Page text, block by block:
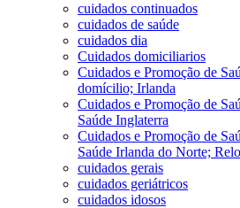
cuidados continuados
cuidados de saúde
cuidados dia
Cuidados domiciliarios
Cuidados e Promoção de
domícilio; Irlanda
Cuidados e Promoção de
Saúde Inglaterra
Cuidados e Promoção de
Saúde Irlanda do Norte;
cuidados gerais
cuidados geriátricos
cuidados idosos